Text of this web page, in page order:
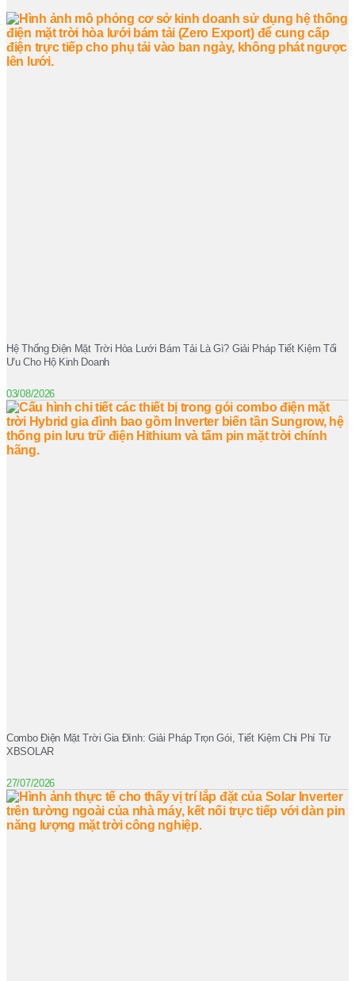
Hệ Thống Điện Mặt Trời Hòa Lưới Bám Tải Là Gì? Giải Pháp Tiết Kiệm Tối
Ưu Cho Hộ Kinh Doanh
03/08/2026
Combo Điện Mặt Trời Gia Đình: Giải Pháp Trọn Gói, Tiết Kiệm Chi Phí Từ
XBSOLAR
27/07/2026